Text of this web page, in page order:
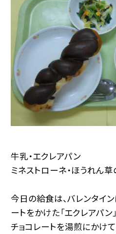
牛乳・エクレアパン
ミネストローネ・ほうれん
今日の給食は、バレンタイ
ートをかけた「エクレアパン
チョコレートを湯煎にかけ